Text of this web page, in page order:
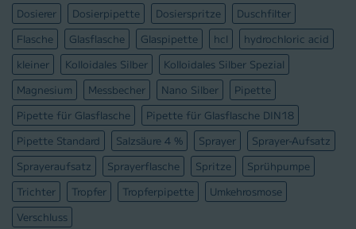
Dosierer
Dosierpipette Dosierspritze
Duschfilter
Flasche
Glasflasche Glaspipette hcl
hydrochloric acid
kleiner
Kolloidales Silber
Kolloidales Silber Spezial
Magnesium
Messbecher Nano Silber
Pipette
Pipette für Glasflasche
Pipette für Glasflasche DIN18
Pipette Standard
Salzsäure 4 % Sprayer
Sprayer-Aufsatz
Sprayeraufsatz
Sprayerflasche Spritze
Sprühpumpe
Trichter
Tropfer Tropferpipette
Umkehrosmose
Verschluss